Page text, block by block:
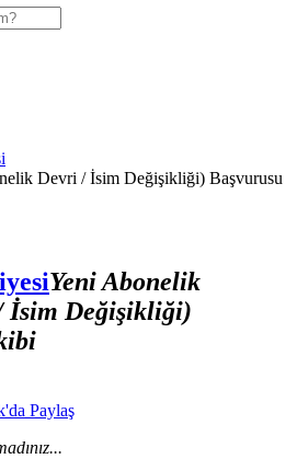
Devri / İsim Değişikliği) Başvurusu
Yeni Abonelik
İsim Değişikliği)
Paylaş